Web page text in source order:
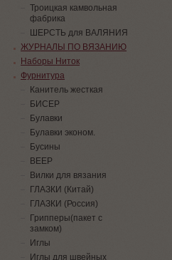
Троицкая камвольная
фабрика
ШЕРСТЬ для ВАЛЯНИЯ
ЖУРНАЛЫ ПО ВЯЗАНИЮ
Наборы Ниток
Фурнитура
Канитель жесткая
БИСЕР
Булавки
Булавки эконом.
Бусины
ВЕЕР
Вилки для вязания
ГЛАЗКИ (Китай)
ГЛАЗКИ (Россия)
Грипперы(пакет с
замком)
Иглы
Иглы для швейных